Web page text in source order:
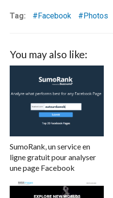
Tag: Facebook Photos
You may also like:
SumoRank, un service en
ligne gratuit pour analyser
une page Facebook